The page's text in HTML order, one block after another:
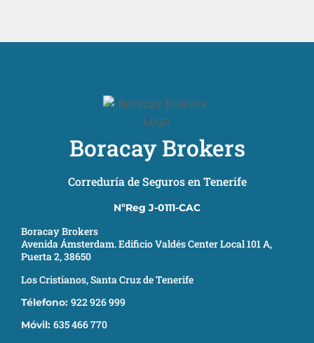
Boracay Brokers
Correduría de Seguros en Tenerife
NºReg J-0111-CAC
Boracay Brokers
Avenida Ámsterdam. Edificio Valdés Center Local 101 A,
Puerta 2, 38650
Los Cristianos, Santa Cruz de Tenerife
Télefono: 922 926 999
Móvil: 635 466 770